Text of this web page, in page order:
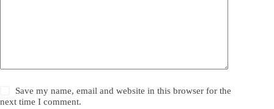
Save my name, email and website in this browser for the
next time I comment.